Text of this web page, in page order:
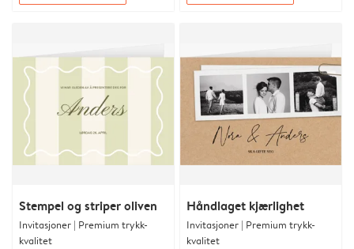
Stempel og striper oliven
Invitasjoner | Premium trykk-
kvalitet
Håndlaget kjærlighet
Invitasjoner | Premium trykk-
kvalitet